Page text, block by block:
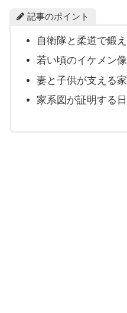
記事のポイント
自衛隊と柔道で鍛
若い頃のイケメン
妻と子供が支える
家系図が証明する